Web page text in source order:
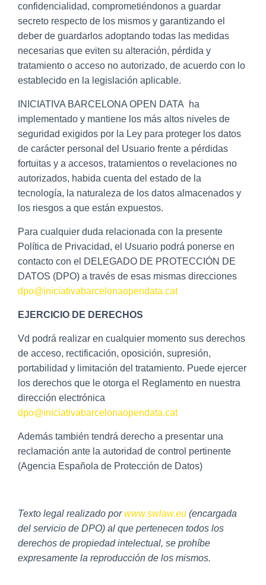
confidencialidad, comprometiéndonos a guardar
secreto respecto de los mismos y garantizando el
deber de guardarlos adoptando todas las medidas
necesarias que eviten su alteración, pérdida y
tratamiento o acceso no autorizado, de acuerdo con lo
establecido en la legislación aplicable.
INICIATIVA BARCELONA OPEN DATA ha
implementado y mantiene los más altos niveles de
seguridad exigidos por la Ley para proteger los datos
de carácter personal del Usuario frente a pérdidas
fortuitas y a accesos, tratamientos o revelaciones no
autorizados, habida cuenta del estado de la
tecnología, la naturaleza de los datos almacenados y
los riesgos a que están expuestos.
Para cualquier duda relacionada con la presente
Política de Privacidad, el Usuario podrá ponerse en
contacto con el DELEGADO DE PROTECCIÓN DE
DATOS (DPO) a través de esas mismas direcciones
dpo@iniciativabarcelonaopendata.cat
EJERCICIO DE DERECHOS
Vd podrá realizar en cualquier momento sus derechos
de acceso, rectificación, oposición, supresión,
portabilidad y limitación del tratamiento. Puede ejercer
los derechos que le otorga el Reglamento en nuestra
dirección electrónica
dpo@iniciativabarcelonaopendata.cat
Además también tendrá derecho a presentar una
reclamación ante la autoridad de control pertinente
(Agencia Española de Protección de Datos)
Texto legal realizado porwww.swlaw.eu (encargada
del servicio de DPO) al que pertenecen todos los
derechos de propiedad intelectual, se prohíbe
expresamente la reproducción de los mismos.